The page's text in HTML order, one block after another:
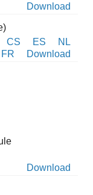
Download
CS ES
NL
FR Download
Download